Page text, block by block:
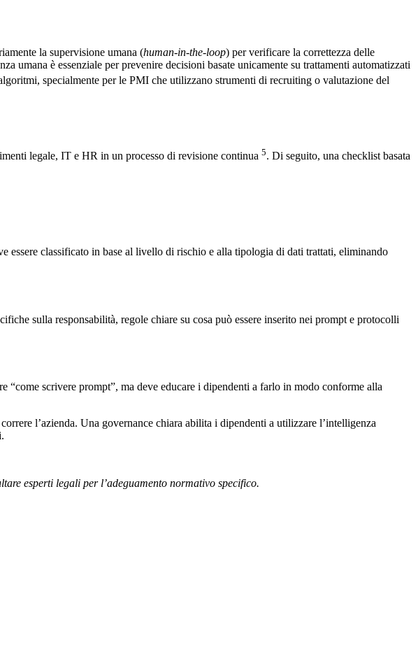
la supervisione umana (human-in-the-loop) per verificare la correttezza delle
è essenziale per prevenire decisioni basate unicamente su trattamenti automatizzati
specialmente per le PMI che utilizzano strumenti di recruiting o valutazione del
legale, IT e HR in un processo di revisione continua 5. Di seguito, una checklist basata
classificato in base al livello di rischio e alla tipologia di dati trattati, eliminando
sulla responsabilità, regole chiare su cosa può essere inserito nei prompt e protocolli
“come scrivere prompt”, ma deve educare i dipendenti a farlo in modo conforme alla
l’azienda. Una governance chiara abilita i dipendenti a utilizzare l’intelligenza
esperti legali per l’adeguamento normativo specifico.